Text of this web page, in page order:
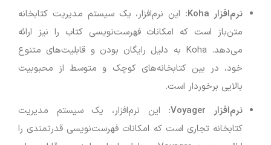
نرم‌افزارKoha:
این نرم‌افزار، یک سیستم مدیریت کتابخانه
متن‌باز است که امکانات فهرست‌نویسی کتاب را نیز ارائه
می‌دهد. Koha به دلیل رایگان بودن و قابلیت‌های متنوع
خود، در بین کتابخانه‌های کوچک و متوسط از محبوبیت
بالایی برخوردار است.
نرم‌افزارVoyager:
این نرم‌افزار، یک سیستم مدیریت
کتابخانه تجاری است که امکانات فهرست‌نویسی قدرتمندی را